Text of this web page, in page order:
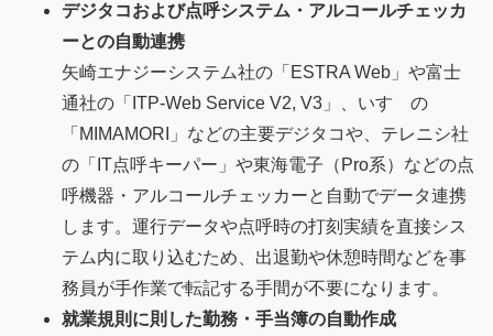
デジタコおよび点呼システム・アルコールチェッカ
ーとの自動連携
矢崎エナジーシステム社の「ESTRA Web」や富士
通社の「ITP-Web Service V2, V3」、いすゞの
「MIMAMORI」などの主要デジタコや、テレニシ社
の「IT点呼キーパー」や東海電子（Pro系）などの点
呼機器・アルコールチェッカーと自動でデータ連携
します。運行データや点呼時の打刻実績を直接シス
テム内に取り込むため、出退勤や休憩時間などを事
務員が手作業で転記する手間が不要になります。
就業規則に則した勤務・手当簿の自動作成